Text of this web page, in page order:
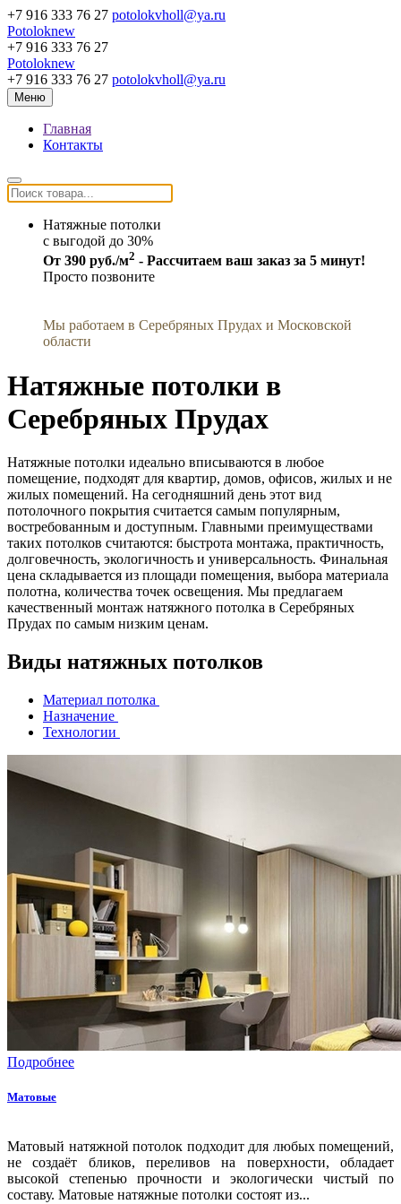
+7 916 333 76 27 potolokvholl@ya.ru
Potoloknew
+7 916 333 76 27
Potoloknew
+7 916 333 76 27 potolokvholl@ya.ru
Меню
Главная
Контакты
Натяжные потолки
c выгодой до 30%
От 390 руб./м2 - Рассчитаем ваш заказ за 5 минут!
Просто позвоните
Мы работаем в Серебряных Прудах и Московской
области
Натяжные потолки в
Серебряных Прудах
Натяжные потолки идеально вписываются в любое
помещение, подходят для квартир, домов, офисов, жилых и не
жилых помещений. На сегодняшний день этот вид
потолочного покрытия считается самым популярным,
востребованным и доступным. Главными преимуществами
таких потолков считаются: быстрота монтажа, практичность,
долговечность, экологичность и универсальность. Финальная
цена складывается из площади помещения, выбора материала
полотна, количества точек освещения. Мы предлагаем
качественный монтаж натяжного потолка в Серебряных
Прудах по самым низким ценам.
Виды натяжных потолков
Материал потолка
Назначение
Технологии
Подробнее
Матовые
Матовый натяжной потолок подходит для любых помещений,
не создаёт бликов, переливов на поверхности, обладает
высокой степенью прочности и экологически чистый по
составу. Матовые натяжные потолки состоят из...